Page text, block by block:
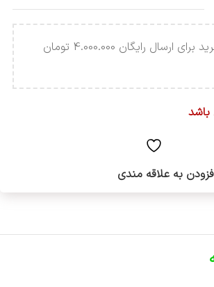
حداقل میزان خرید برای ارسال رایگان 4.000.000 تومان
باشد
به علاقه مندی